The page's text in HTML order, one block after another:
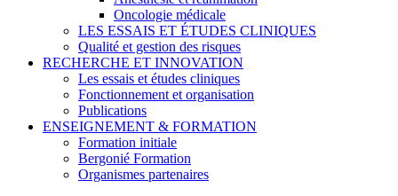
Oncologie médicale
LES ESSAIS ET ÉTUDES CLINIQUES
Qualité et gestion des risques
RECHERCHE ET INNOVATION
Les essais et études cliniques
Fonctionnement et organisation
Publications
ENSEIGNEMENT & FORMATION
Formation initiale
Bergonié Formation
Organismes partenaires